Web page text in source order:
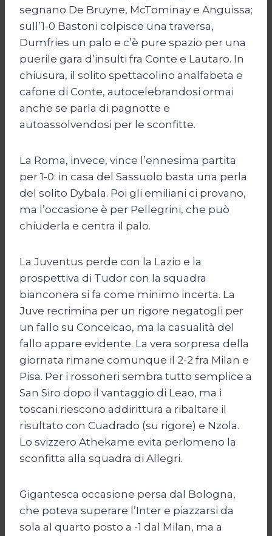
segnano De Bruyne, McTominay e Anguissa;
sull’1-0 Bastoni colpisce una traversa,
Dumfries un palo e c’è pure spazio per una
puerile gara d’insulti fra Conte e Lautaro. In
chiusura, il solito spettacolino analfabeta e
cafone di Conte, autocelebrandosi ormai
anche se parla di pagnotte e
autoassolvendosi per le sconfitte.
La Roma, invece, vince l’ennesima partita
per 1-0: in casa del Sassuolo basta una perla
del solito Dybala. Poi gli emiliani ci provano,
ma l’occasione è per Pellegrini, che può
chiuderla e centra il palo.
La Juventus perde con la Lazio e la
prospettiva di Tudor con la squadra
bianconera si fa come minimo incerta. La
Juve recrimina per un rigore negatogli per
un fallo su Conceicao, ma la casualità del
fallo appare evidente. La vera sorpresa della
giornata rimane comunque il 2-2 fra Milan e
Pisa. Per i rossoneri sembra tutto semplice a
San Siro dopo il vantaggio di Leao, ma i
toscani riescono addirittura a ribaltare il
risultato con Cuadrado (su rigore) e Nzola.
Lo svizzero Athekame evita perlomeno la
sconfitta alla squadra di Allegri.
Gigantesca occasione persa dal Bologna,
che poteva superare l’Inter e piazzarsi da
sola al quarto posto a -1 dal Milan, ma a